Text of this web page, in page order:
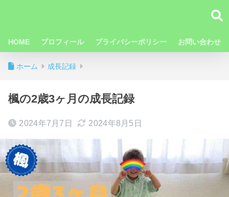
HOME プロフィール プライバシーポリシー お問い合わせ
ホーム 成長記録
楓の2歳3ヶ月の成長記録
2024年7月7日 2024年8月5日